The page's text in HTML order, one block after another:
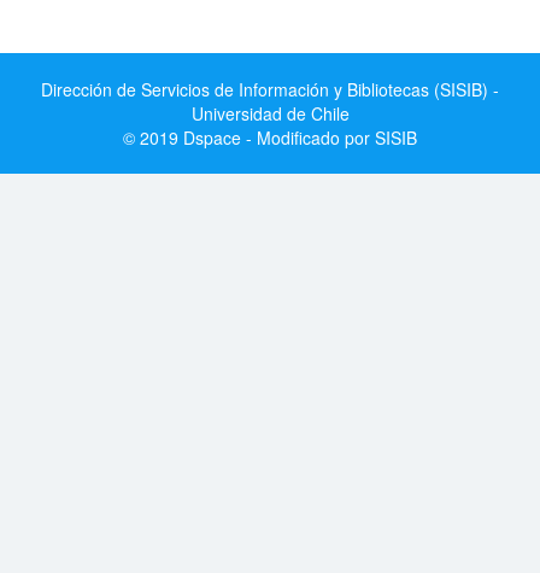
Dirección de Servicios de Información y Bibliotecas (SISIB) -
Universidad de Chile
© 2019 Dspace - Modificado por SISIB